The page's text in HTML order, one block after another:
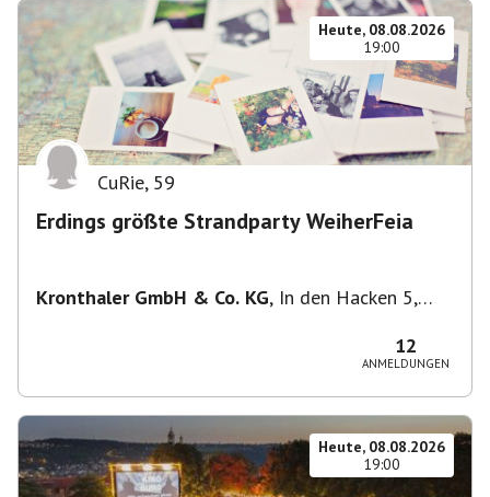
Heute, 08.08.2026
19:00
CuRie, 59
Erdings größte Strandparty WeiherFeia
Kronthaler GmbH & Co. KG, In den Hacken 5,
12
ANMELDUNGEN
Heute, 08.08.2026
19:00